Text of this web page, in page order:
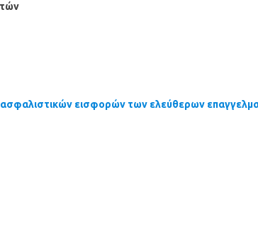
εισφορών των ελεύθερων